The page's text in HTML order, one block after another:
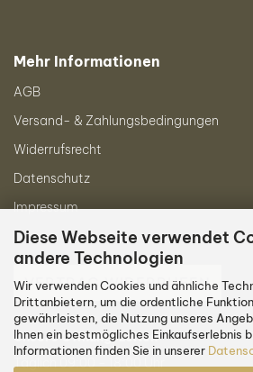
Diese Webseite verwendet
andere Technologien
Wir verwenden Cookies und ähnliche
Drittanbietern, um die ordentliche
gewährleisten, die Nutzung unseres
Ihnen ein bestmögliches Einkaufserlebnis
Informationen finden Sie in unserer
Mehr Informationen
AGB
Versand- & Zahlungsbedingungen
Widerrufsrecht
Datenschutz
Impressum
VERTRAG WIDERRUFEN
Unsere Öffnungszeiten